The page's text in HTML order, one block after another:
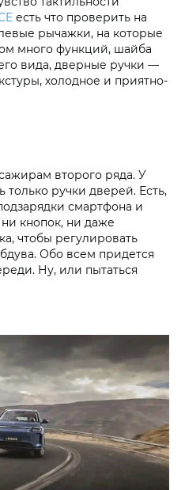
есть что проверить на
рычажки, на которые
много функций, шайба
вида, дверные ручки —
холодное и приятно-
второго ряда. У
только ручки дверей. Есть,
смартфона и
кнопок, ни даже
чтобы регулировать
Обо всем придется
Ну, или пытаться